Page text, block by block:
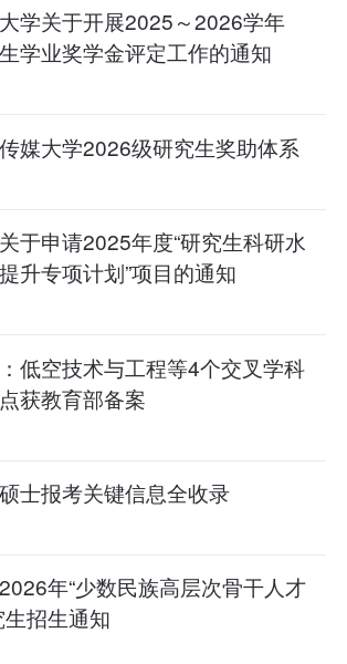
学关于开展2025～2026学年
学业奖学金评定工作的通知
媒大学2026级研究生奖助体系
于申请2025年度“研究生科研水
升专项计划”项目的通知
低空技术与工程等4个交叉学科
获教育部备案
士报考关键信息全收录
年“少数民族高层次骨干人才
招生通知